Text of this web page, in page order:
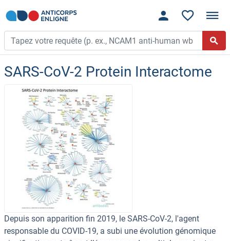
SARS-CoV-2 Protein Interactome
Depuis son apparition fin 2019, le SARS-CoV-2, l'agent
responsable du COVID-19, a subi une évolution génomique